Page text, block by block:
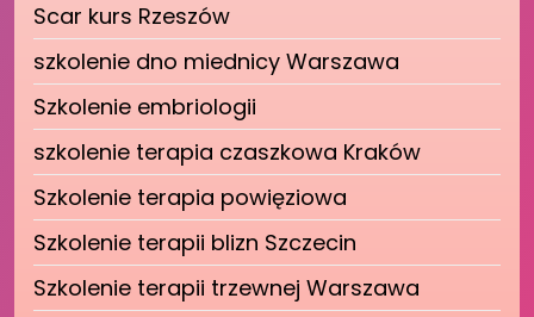
Scar kurs Rzeszów
szkolenie dno miednicy Warszawa
Szkolenie embriologii
szkolenie terapia czaszkowa Kraków
Szkolenie terapia powięziowa
Szkolenie terapii blizn Szczecin
Szkolenie terapii trzewnej Warszawa